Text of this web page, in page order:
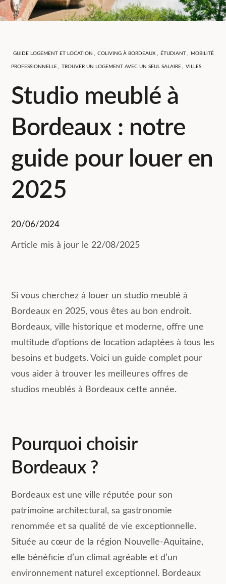
GUIDE LOGEMENT ET LOCATION COLIVING À BORDEAUX ÉTUDIANT MOBILITÉ
PROFESSIONNELLE TROUVER UN LOGEMENT AVEC UN SEUL SALAIRE VILLES
Studio meublé à
Bordeaux : notre
guide pour louer en
2025
20/06/2024
Article mis à jour le 22/08/2025
Si vous cherchez à louer un studio meublé à
Bordeaux en 2025, vous êtes au bon endroit.
Bordeaux, ville historique et moderne, offre une
multitude d’options de location adaptées à tous les
besoins et budgets. Voici un guide complet pour
vous aider à trouver les meilleures offres de
studios meublés à Bordeaux cette année.
Pourquoi choisir
Bordeaux ?
Bordeaux est une ville réputée pour son
patrimoine architectural, sa gastronomie
renommée et sa qualité de vie exceptionnelle.
Située au cœur de la région Nouvelle-Aquitaine,
elle bénéficie d’un climat agréable et d’un
environnement naturel exceptionnel. Bordeaux